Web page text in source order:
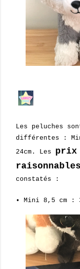
Les peluches
différentes :
24cm. Les prix
raisonnables
constatés :
• Mini 8,5 cm :